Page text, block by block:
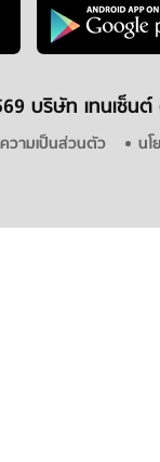
บริษัท เทนเซ็นต์
วามเป็นส่วนตัว นโ